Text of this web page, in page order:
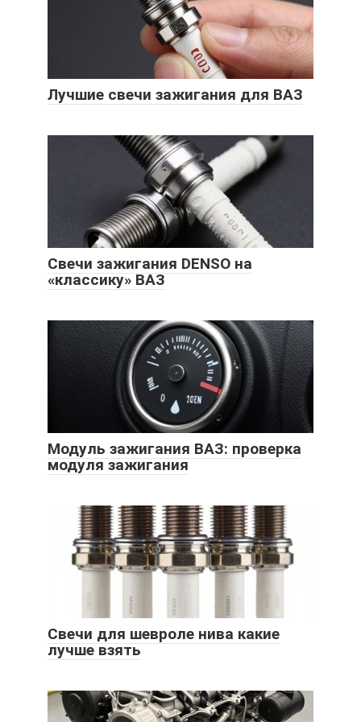
Лучшие свечи зажигания для ВАЗ
Свечи зажигания DENSO на
«классику» ВАЗ
Модуль зажигания ВАЗ: проверка
модуля зажигания
Свечи для шевроле нива какие
лучше взять